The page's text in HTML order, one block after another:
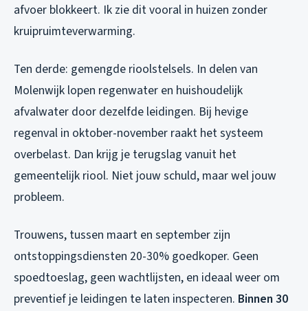
afvoer blokkeert. Ik zie dit vooral in huizen zonder
kruipruimteverwarming.
Ten derde: gemengde rioolstelsels. In delen van
Molenwijk lopen regenwater en huishoudelijk
afvalwater door dezelfde leidingen. Bij hevige
regenval in oktober-november raakt het systeem
overbelast. Dan krijg je terugslag vanuit het
gemeentelijk riool. Niet jouw schuld, maar wel jouw
probleem.
Trouwens, tussen maart en september zijn
ontstoppingsdiensten 20-30% goedkoper. Geen
spoedtoeslag, geen wachtlijsten, en ideaal weer om
preventief je leidingen te laten inspecteren. Binnen 30